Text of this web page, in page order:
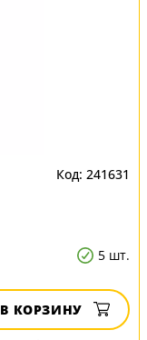
241631
5 шт.
В КОРЗИНУ